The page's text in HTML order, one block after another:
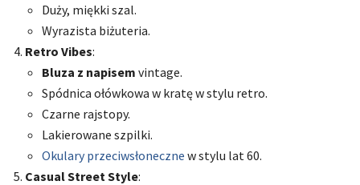
Duży, miękki szal.
Wyrazista biżuteria.
Retro Vibes:
Bluza z napisem vintage.
Spódnica ołówkowa w kratę w stylu retro.
Czarne rajstopy.
Lakierowane szpilki.
Okulary przeciwsłoneczne w stylu lat 60.
Casual Street Style: